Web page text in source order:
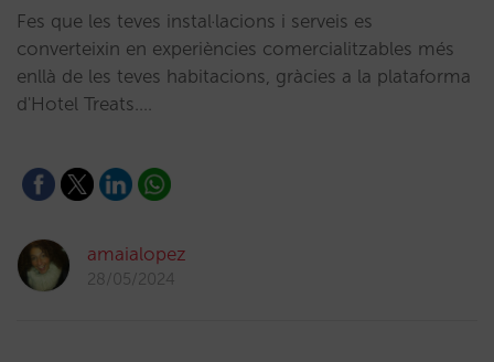
Fes que les teves instal·lacions i serveis es
converteixin en experiències comercialitzables més
enllà de les teves habitacions, gràcies a la plataforma
d'Hotel Treats.…
amaialopez
28/05/2024